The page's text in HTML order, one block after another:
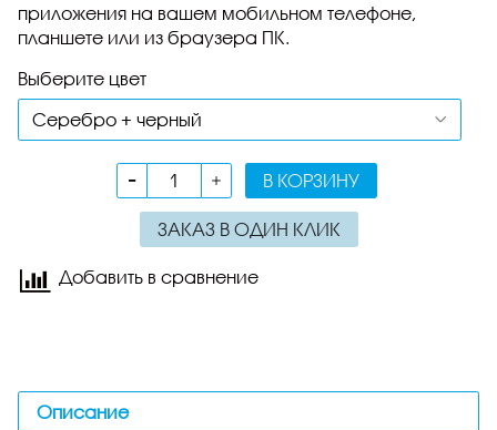
приложения на вашем мобильном телефоне,
планшете или из браузера ПК.
Выберите цвет
В КОРЗИНУ
ЗАКАЗ В ОДИН КЛИК
Добавить в сравнение
Описание